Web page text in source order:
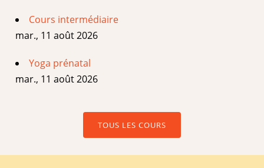
Cours intermédiaire
mar., 11 août 2026
Yoga prénatal
mar., 11 août 2026
TOUS LES COURS